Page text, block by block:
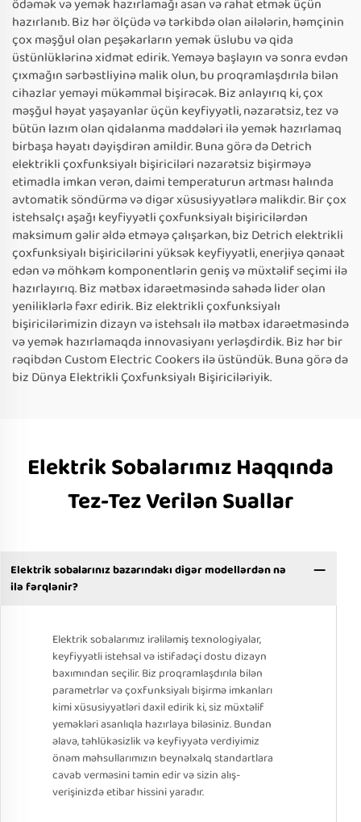
ödəmək və yemək hazırlamağı asan və rahat etmək üçün
hazırlanıb. Biz hər ölçüdə və tərkibdə olan ailələrin, həmçinin
çox məşğul olan peşəkarların yemək üslubu və qida
üstünlüklərinə xidmət edirik. Yeməyə başlayın və sonra evdən
çıxmağın sərbəstliyinə malik olun, bu proqramlaşdırıla bilən
cihazlar yeməyi mükəmməl bişirəcək. Biz anlayırıq ki, çox
məşğul həyat yaşayanlar üçün keyfiyyətli, nəzarətsiz, tez və
bütün lazım olan qidalanma maddələri ilə yemək hazırlamaq
birbaşa həyatı dəyişdirən amildir. Buna görə də Detrich
elektrikli çoxfunksiyalı bişiriciləri nəzarətsiz bişirməyə
etimadla imkan verən, daimi temperaturun artması halında
avtomatik söndürmə və digər xüsusiyyətlərə malikdir. Bir çox
istehsalçı aşağı keyfiyyətli çoxfunksiyalı bişiricilərdən
maksimum gəlir əldə etməyə çalışarkən, biz Detrich elektrikli
çoxfunksiyalı bişiricilərini yüksək keyfiyyətli, enerjiyə qənaət
edən və möhkəm komponentlərin geniş və müxtəlif seçimi ilə
hazırlayırıq. Biz mətbəx idarəetməsində sahədə lider olan
yeniliklərlə fəxr edirik. Biz elektrikli çoxfunksiyalı
bişiricilərimizin dizayn və istehsalı ilə mətbəx idarəetməsində
və yemək hazırlamaqda innovasiyanı yerləşdirdik. Biz hər bir
rəqibdən Custom Electric Cookers ilə üstündük. Buna görə də
biz Dünya Elektrikli Çoxfunksiyalı Bişiriciləriyik.
Elektrik Sobalarımız Haqqında
Tez-Tez Verilən Suallar
Elektrik sobalarınız bazarındakı digər modellərdən nə
ilə fərqlənir?
Elektrik sobalarımız irəliləmiş texnologiyalar,
keyfiyyətli istehsal və istifadəçi dostu dizayn
baxımından seçilir. Biz proqramlaşdırıla bilən
parametrlər və çoxfunksiyalı bişirmə imkanları
kimi xüsusiyyətləri daxil edirik ki, siz müxtəlif
yeməkləri asanlıqla hazırlaya biləsiniz. Bundan
əlavə, təhlükəsizlik və keyfiyyətə verdiyimiz
önəm məhsullarımızın beynəlxalq standartlara
cavab verməsini təmin edir və sizin alış-
verişinizdə etibar hissini yaradır.